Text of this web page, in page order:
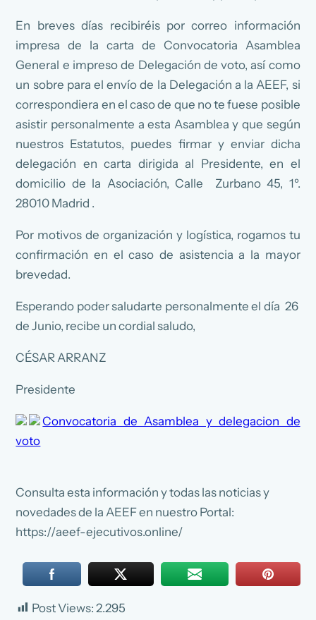
En breves días recibiréis por correo información
impresa de la carta de Convocatoria Asamblea
General e impreso de Delegación de voto, así como
un sobre para el envío de la Delegación a la AEEF, si
correspondiera en el caso de que no te fuese posible
asistir personalmente a esta Asamblea y que según
nuestros Estatutos, puedes firmar y enviar dicha
delegación en carta dirigida al Presidente, en el
domicilio de la Asociación, Calle Zurbano 45, 1º.
28010 Madrid .
Por motivos de organización y logística, rogamos tu
confirmación en el caso de asistencia a la mayor
brevedad.
Esperando poder saludarte personalmente el día 26
de Junio, recibe un cordial saludo,
CÉSAR ARRANZ
Presidente
Convocatoria de Asamblea y delegacion de
voto
Consulta esta información y todas las noticias y
novedades de la AEEF en nuestro Portal:
https://aeef-ejecutivos.online/
Post Views: 2.295